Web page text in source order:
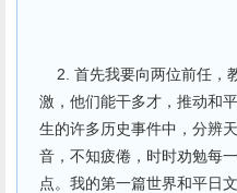
2. 首先我要向两位前任，
激，他们能干多才，推动和
生的许多历史事件中，分辨
音，不知疲倦，时时劝勉每
点。我的第一篇世界和平日